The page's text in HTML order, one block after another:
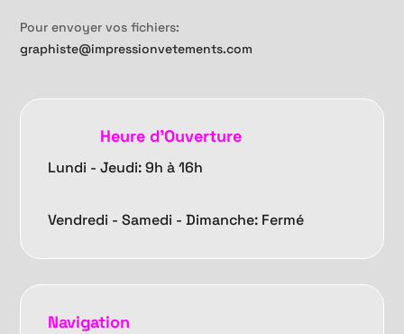
Pour envoyer vos fichiers:
graphiste@impressionvetements.com
Heure d'Ouverture
Lundi - Jeudi: 9h à 16h
Vendredi -Samedi - Dimanche: Fermé
Navigation